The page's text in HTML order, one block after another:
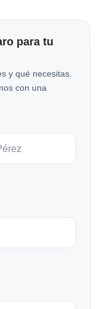
para tu
y qué necesitas.
con una